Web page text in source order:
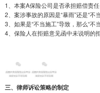
1、本案A保险公司是否承担赔偿责任
2、案涉事故的原因是“暴雨”还是“不
3、如果是“不当施工”导致，那么“不
4、保险人在拒赔意见函中未说明的
三、律师诉讼策略的制定